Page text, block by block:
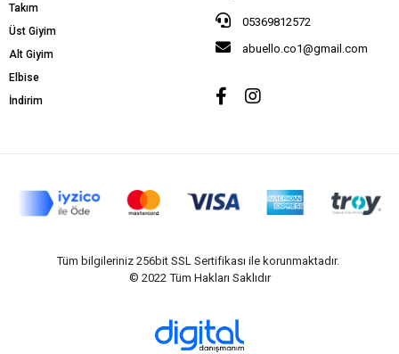
Takım
Üst Giyim
Alt Giyim
Elbise
İndirim
05369812572
abuello.co1@gmail.com
Tüm bilgileriniz 256bit SSL Sertifikası ile korunmaktadır.
© 2022 Tüm Hakları Saklıdır